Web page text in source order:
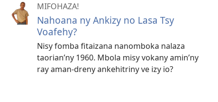
MIFOHAZA!
Nahoana ny Ankizy no Lasa Tsy
Voafehy?
Nisy fomba fitaizana nanomboka nalaza
taorian’ny 1960. Mbola misy vokany amin’ny
ray aman-dreny ankehitriny ve izy io?